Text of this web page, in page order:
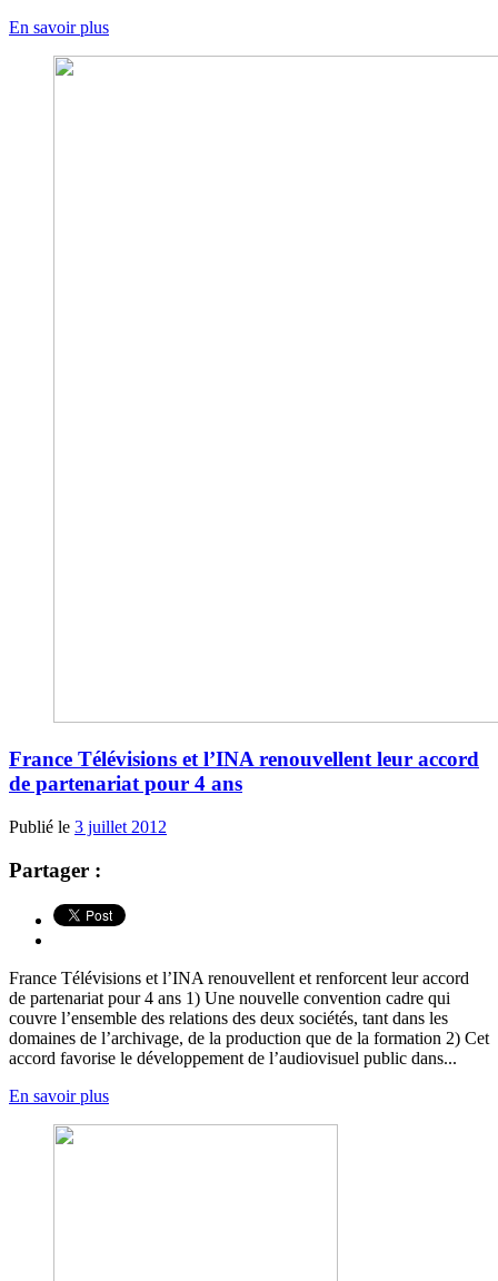
En savoir plus
France Télévisions et l’INA renouvellent leur accord
de partenariat pour 4 ans
Publié le 3 juillet 2012
Partager :
France Télévisions et l’INA renouvellent et renforcent leur accord
de partenariat pour 4 ans 1) Une nouvelle convention cadre qui
couvre l’ensemble des relations des deux sociétés, tant dans les
domaines de l’archivage, de la production que de la formation 2) Cet
accord favorise le développement de l’audiovisuel public dans...
En savoir plus